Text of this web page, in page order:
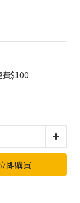
$100
即購買